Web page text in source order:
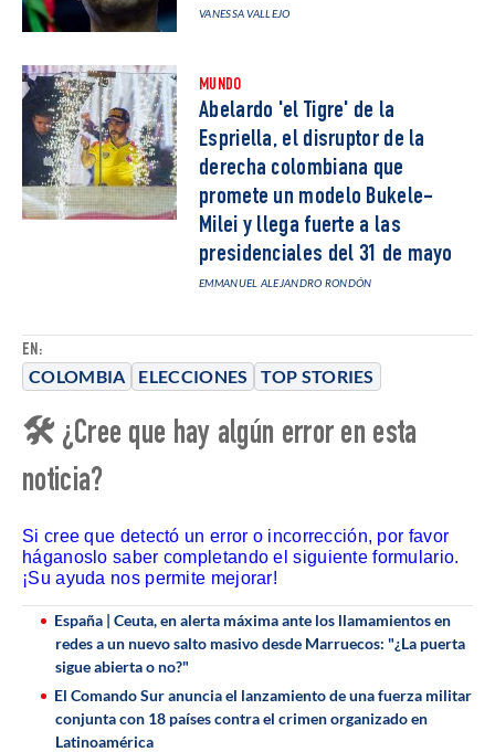
EN:
COLOMBIA ELECCIONES TOP STORIES
VANESSA VALLEJO
MUNDO
Abelardo 'el Tigre' de la
Espriella, el disruptor de la
derecha colombiana que
promete un modelo Bukele-
Milei y llega fuerte a las
presidenciales del 31 de mayo
EMMANUEL ALEJANDRO RONDÓN
🛠 ¿Cree que hay algún error en esta
noticia?
Si cree que detectó un error o incorrección, por favor
háganoslo saber completando el siguiente formulario.
¡Su ayuda nos permite mejorar!
España | Ceuta, en alerta máxima ante los llamamientos en
redes a un nuevo salto masivo desde Marruecos: "¿La puerta
sigue abierta o no?"
El Comando Sur anuncia el lanzamiento de una fuerza militar
conjunta con 18 países contra el crimen organizado en
Latinoamérica